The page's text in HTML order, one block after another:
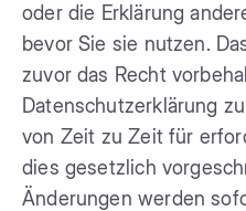
oder die Erklärung
bevor Sie sie nutzen.
zuvor das Recht
Datenschutzerklärung
von Zeit zu Zeit für
dies gesetzlich
Änderungen werden